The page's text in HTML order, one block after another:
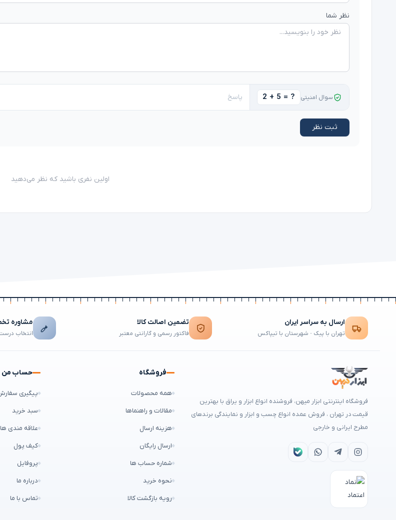
نظر شما
سوال امنیتی 2 + 5 = ?
ثبت نظر
اولین نفری باشید که نظر می‌دهید
ارسال به سراسر ایران
تهران با پیک · شهرستان با تیپاکس
تضمین اصالت کالا
فاکتور رسمی و گارانتی معتبر
مشاوره
انتخاب
فروشگاه اینترنتی ابزار میهن، فروشنده انواع ابزار و یراق با بهترین
قیمت در تهران ، فروش عمده انواع چسب و ابزار و نمایندگی برندهای
مطرح ایرانی و خارجی
فروشگاه
همه محصولات
مقالات و راهنماها
هزینه ارسال
ارسال رایگان
شماره حساب ها
نحوه خرید
رویه بازگشت کالا
حساب من
پیگیری
سبد خرید
علاقه مندی ها
کیف پول
پروفایل
درباره ما
تماس با ما